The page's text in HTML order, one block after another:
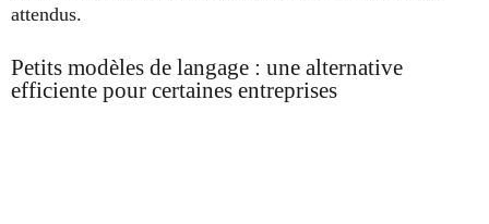
attendus.
Petits modèles de langage : une alternative
efficiente pour certaines entreprises